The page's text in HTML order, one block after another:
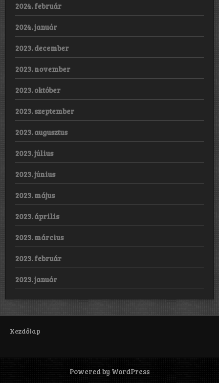
2024. február
2024. január
2023. december
2023. november
2023. október
2023. szeptember
2023. augusztus
2023. július
2023. június
2023. május
2023. április
2023. március
2023. február
2023. január
Kezdőlap
Powered by WordPress